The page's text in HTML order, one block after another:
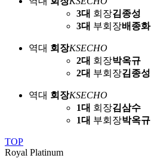
3대 회장김종성
3대 부회장배종화
역대 회장KSECHO
2대 회장박옥규
2대 부회장김종성
역대 회장KSECHO
1대 회장김삼수
1대 부회장박옥규
TOP
Royal Platinum